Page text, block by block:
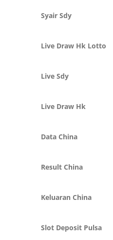
Syair Sdy
Live Draw Hk Lotto
Live Sdy
Live Draw Hk
Data China
Result China
Keluaran China
Slot Deposit Pulsa